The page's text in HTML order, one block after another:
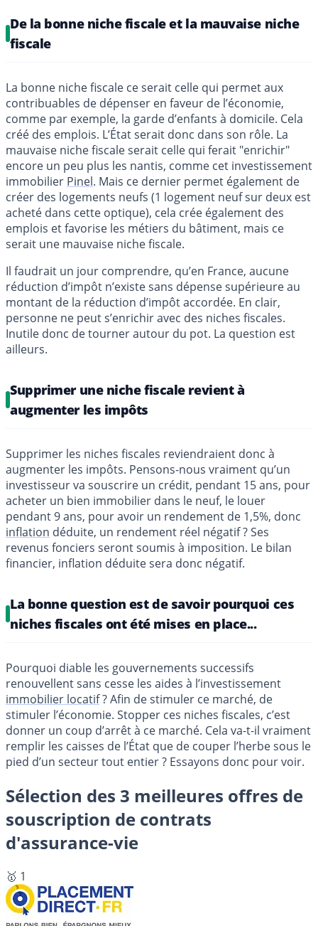
De la bonne niche fiscale et la mauvaise niche
fiscale
La bonne niche fiscale ce serait celle qui permet aux
contribuables de dépenser en faveur de l’économie,
comme par exemple, la garde d’enfants à domicile. Cela
créé des emplois. L’État serait donc dans son rôle. La
mauvaise niche fiscale serait celle qui ferait "enrichir"
encore un peu plus les nantis, comme cet investissement
immobilier Pinel. Mais ce dernier permet également de
créer des logements neufs (1 logement neuf sur deux est
acheté dans cette optique), cela crée également des
emplois et favorise les métiers du bâtiment, mais ce
serait une mauvaise niche fiscale.
Il faudrait un jour comprendre, qu’en France, aucune
réduction d’impôt n’existe sans dépense supérieure au
montant de la réduction d’impôt accordée. En clair,
personne ne peut s’enrichir avec des niches fiscales.
Inutile donc de tourner autour du pot. La question est
ailleurs.
Supprimer une niche fiscale revient à
augmenter les impôts
Supprimer les niches fiscales reviendraient donc à
augmenter les impôts. Pensons-nous vraiment qu’un
investisseur va souscrire un crédit, pendant 15 ans, pour
acheter un bien immobilier dans le neuf, le louer
pendant 9 ans, pour avoir un rendement de 1,5%, donc
inflation déduite, un rendement réel négatif ? Ses
revenus fonciers seront soumis à imposition. Le bilan
financier, inflation déduite sera donc négatif.
La bonne question est de savoir pourquoi ces
niches fiscales ont été mises en place...
Pourquoi diable les gouvernements successifs
renouvellent sans cesse les aides à l’investissement
immobilier locatif? Afin de stimuler ce marché, de
stimuler l’économie. Stopper ces niches fiscales, c’est
donner un coup d’arrêt à ce marché. Cela va-t-il vraiment
remplir les caisses de l’État que de couper l’herbe sous le
pied d’un secteur tout entier ? Essayons donc pour voir.
Sélection des 3 meilleures offres de
souscription de contrats
d'assurance-vie
🥇 1